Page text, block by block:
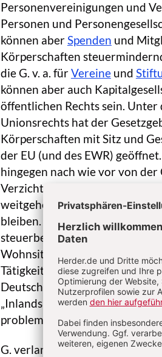
Personenvereinigungen und
Personen und
können aberSpenden und
Körperschaften
die G. v. a. fürVereineund
können aber auch
öffentlichen Rechts sein.
Unionsrechts hat der
Körperschaften mit Sitz und
der EU (und des EWR)
hingegen nach wie vor von der
Verzicht des deutschen
weitgehend mit der Förderung
bleiben. Politisch folgerichtig
steuerbegünstigter Zwecke im
Wohnsitz oder gewöhnlichem
Tätigkeit der Körperschaft
Deutschland im Ausland
„Inlandsbezugs“ der G. ist
problematisch.
G. verlangt die Verfolgung